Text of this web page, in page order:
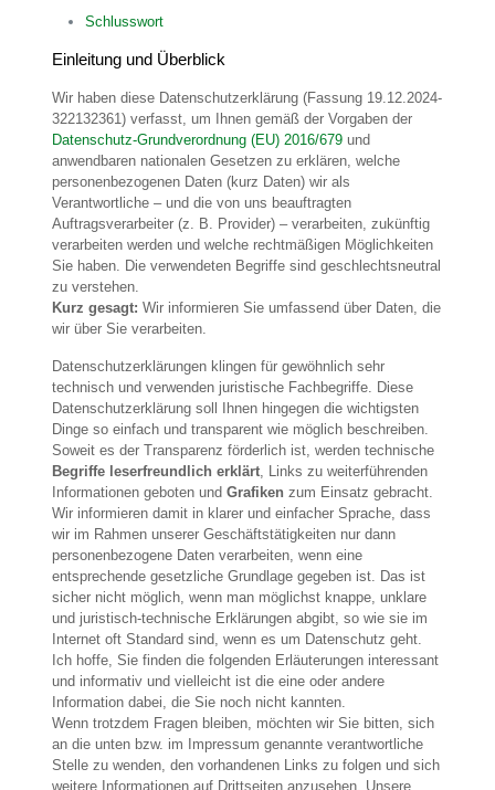
Schlusswort
Einleitung und Überblick
Wir haben diese Datenschutzerklärung (Fassung 19.12.2024-
322132361) verfasst, um Ihnen gemäß der Vorgaben der
Datenschutz-Grundverordnung (EU) 2016/679und
anwendbaren nationalen Gesetzen zu erklären, welche
personenbezogenen Daten (kurz Daten) wir als
Verantwortliche – und die von uns beauftragten
Auftragsverarbeiter (z. B. Provider) – verarbeiten, zukünftig
verarbeiten werden und welche rechtmäßigen Möglichkeiten
Sie haben. Die verwendeten Begriffe sind geschlechtsneutral
zu verstehen.
Kurz gesagt: Wir informieren Sie umfassend über Daten, die
wir über Sie verarbeiten.
Datenschutzerklärungen klingen für gewöhnlich sehr
technisch und verwenden juristische Fachbegriffe. Diese
Datenschutzerklärung soll Ihnen hingegen die wichtigsten
Dinge so einfach und transparent wie möglich beschreiben.
Soweit es der Transparenz förderlich ist, werden technische
Begriffe leserfreundlich erklärt, Links zu weiterführenden
Informationen geboten und Grafiken zum Einsatz gebracht.
Wir informieren damit in klarer und einfacher Sprache, dass
wir im Rahmen unserer Geschäftstätigkeiten nur dann
personenbezogene Daten verarbeiten, wenn eine
entsprechende gesetzliche Grundlage gegeben ist. Das ist
sicher nicht möglich, wenn man möglichst knappe, unklare
und juristisch-technische Erklärungen abgibt, so wie sie im
Internet oft Standard sind, wenn es um Datenschutz geht.
Ich hoffe, Sie finden die folgenden Erläuterungen interessant
und informativ und vielleicht ist die eine oder andere
Information dabei, die Sie noch nicht kannten.
Wenn trotzdem Fragen bleiben, möchten wir Sie bitten, sich
an die unten bzw. im Impressum genannte verantwortliche
Stelle zu wenden, den vorhandenen Links zu folgen und sich
weitere Informationen auf Drittseiten anzusehen. Unsere